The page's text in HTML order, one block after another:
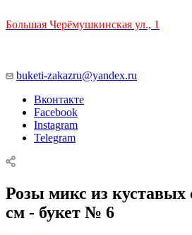
Большая Черёмушкинская ул., 1
buketi-zakazru@yandex.ru
Вконтакте
Facebook
Instagram
Telegram
Розы микс из куставых
см - букет № 6